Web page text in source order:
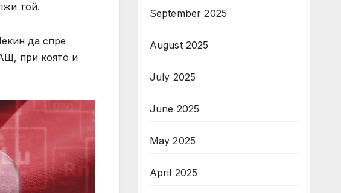
той.
да спре
при която и
September 2025
August 2025
July 2025
June 2025
May 2025
April 2025